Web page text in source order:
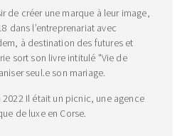
de créer une marque à leur image,
dans l’entreprenariat avec
à destination des futures et
sort son livre intitulé "Vie de
seul.e son mariage.
Il était un picnic, une agence
de luxe en Corse.